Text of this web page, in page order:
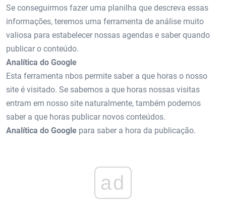
Se conseguirmos fazer uma planilha que descreva essas
informações, teremos uma ferramenta de análise muito
valiosa para estabelecer nossas agendas e saber quando
publicar o conteúdo.
Analítica do Google
Esta ferramenta nbos permite saber a que horas o nosso
site é visitado. Se sabemos a que horas nossas visitas
entram em nosso site naturalmente, também podemos
saber a que horas publicar novos conteúdos.
Analítica do Google para saber a hora da publicação.
ad